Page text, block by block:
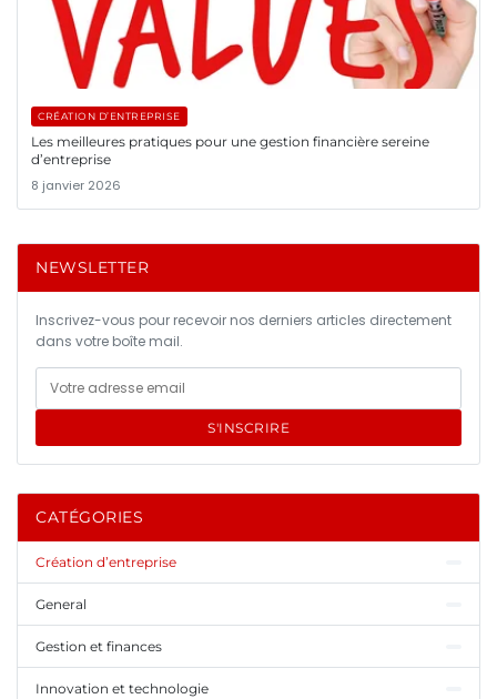
CRÉATION D’ENTREPRISE
Les meilleures pratiques pour une gestion financière sereine
d’entreprise
8 janvier 2026
NEWSLETTER
Inscrivez-vous pour recevoir nos derniers articles directement
dans votre boîte mail.
S'INSCRIRE
CATÉGORIES
Création d’entreprise
General
Gestion et finances
Innovation et technologie